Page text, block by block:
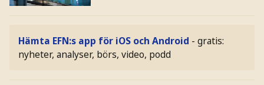
Hämta EFN:s app för iOS och Android - gratis:
nyheter, analyser, börs, video, podd